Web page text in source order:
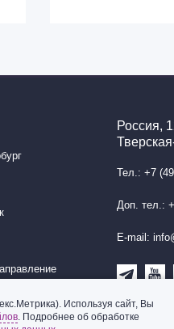
Россия,
Тел.: +7
Доп. тел.:
E-mail:
Используя сайт, Вы
. Подробнее об обработке